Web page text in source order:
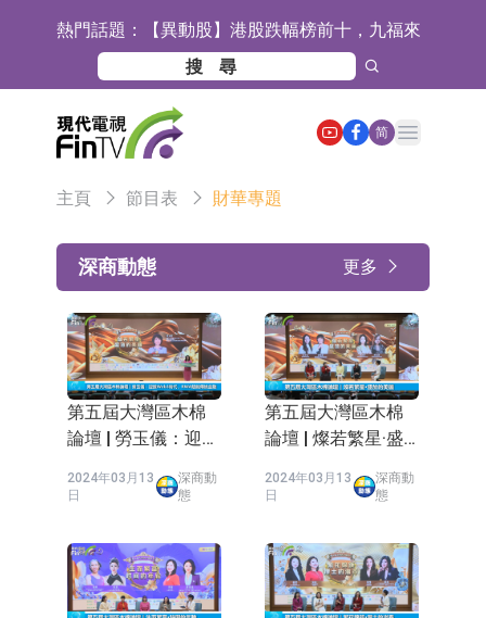
熱門話題： 【異動股】港股跌幅榜前十，九福來
(08611.HK)跌21.43%，天瑞汽車内飾
(06162.HK)跌18.44%
【異動股】港股漲幅榜前十，佳明集
團控股(01271.HK)漲+78.22%，拿森
科技(02261.HK)漲+64.11%
斯迪克：公司為國內摺疊屏核心功能
材料供應商
恒瑞醫藥：公司已在中國獲批上市26
款1類創新藥、6款2類新藥
聚辰股份：公司VPD芯片已順利通過
目標客戶的測試認證
上期所：7月份對11個實際控制關系
賬戶組採取限制開倉的監管措施
特發服務：成功中標嗶哩嗶哩上海濱
江總部物業服務項目
亞太股份：公司是零跑汽車和
Stellantis集團的供應商
理工雷科面向邊緣AI場景推出"山
海"系列智算模組 系列產品基於國產
【異動股】醫療研發外包板塊拉升，
依米康：海外交付以東南亞、中東市
場為主 並已取得歐美相關認證
上交所：財通多策略福鑫定期開放靈
活配置混合型發起式證券投資基金臨
上交所：景順長城全球半導體芯片產
简
Open main menu
主頁 節目表 財華專題
深商動態 更多
第五屆大灣區木棉
論壇 | 勞玉儀：迎接
能傳統金融
2024年03月13
日
深商動
態
第五屆大灣區木棉
論壇 | 燦若繁星·盛
2024年03月13
日
深商動
態